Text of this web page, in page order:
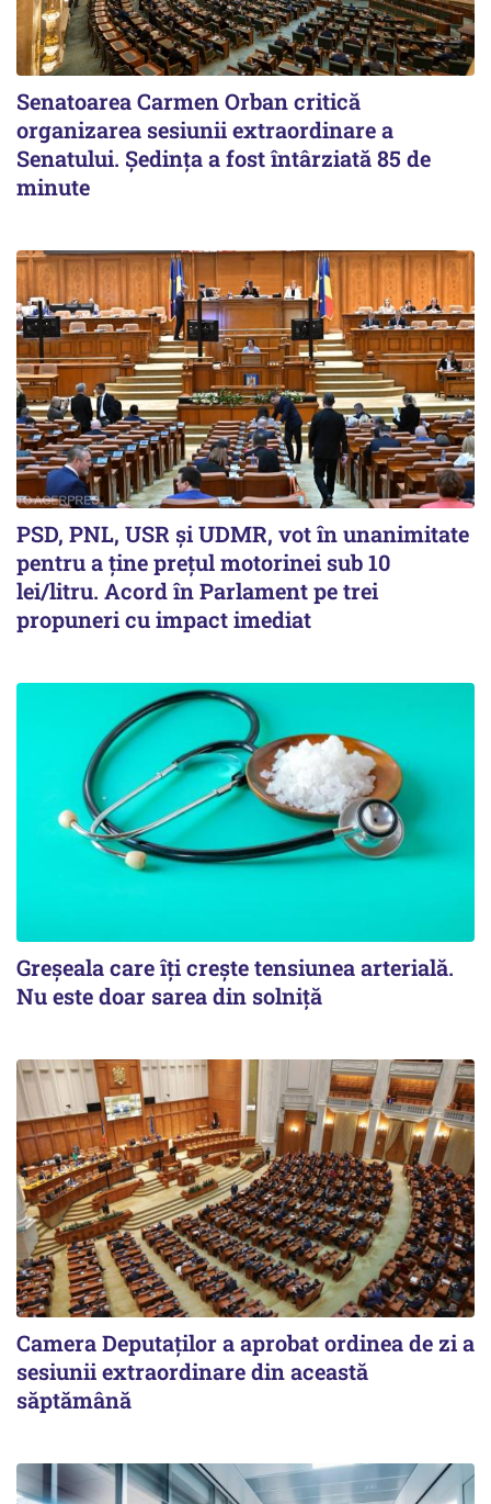
Senatoarea Carmen Orban critică
organizarea sesiunii extraordinare a
Senatului. Şedinţa a fost întârziată 85 de
minute
PSD, PNL, USR şi UDMR, vot în unanimitate
pentru a ţine preţul motorinei sub 10
lei/litru. Acord în Parlament pe trei
propuneri cu impact imediat
Greșeala care îți crește tensiunea arterială.
Nu este doar sarea din solniță
Camera Deputaților a aprobat ordinea de zi a
sesiunii extraordinare din această
săptămână